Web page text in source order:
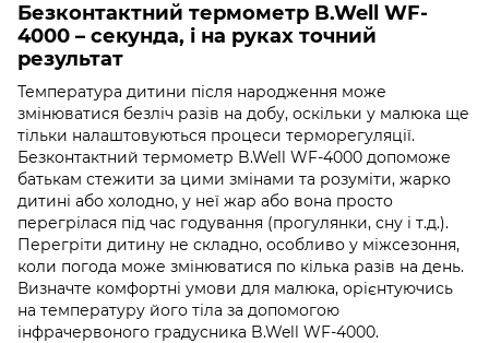
Безконтактний термометр B.Well WF-
4000 – секунда, і на руках точний
результат
Температура дитини після народження може
змінюватися безліч разів на добу, оскільки у малюка ще
тільки налаштовуються процеси терморегуляції.
Безконтактний термометр B.Well WF-4000 допоможе
батькам стежити за цими змінами та розуміти, жарко
дитині або холодно, у неї жар або вона просто
перегрілася під час годування (прогулянки, сну і т.д.).
Перегріти дитину не складно, особливо у міжсезоння,
коли погода може змінюватися по кілька разів на день.
Визначте комфортні умови для малюка, орієнтуючись
на температуру його тіла за допомогою
інфрачервоного градусника B.Well WF-4000.